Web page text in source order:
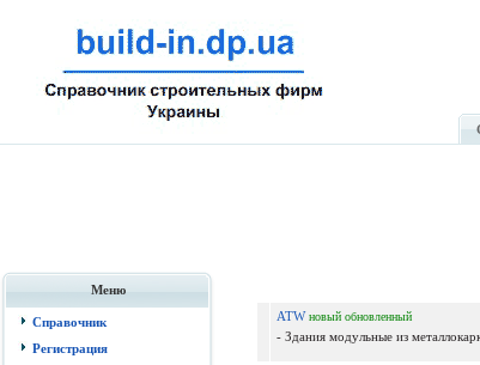
Меню
Справочник
Регистрация
ATWновый обновленный
- Здания модульные из